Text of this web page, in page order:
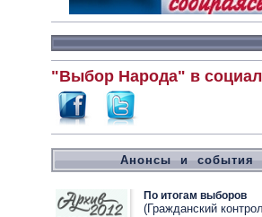
"Выбор Народа" в
Анонсы и события
По итогам выборов
(Гражданский